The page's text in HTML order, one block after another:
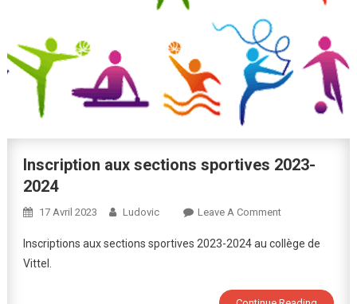
Inscription aux sections sportives 2023-
2024
17 Avril 2023 Ludovic Leave A CommentOn
Aux
Inscriptions aux sections sportives 2023-2024 au collège de
Vittel.